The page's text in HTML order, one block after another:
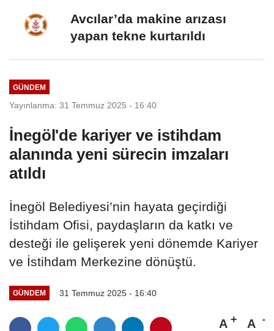
Avcılar’da makine arızası
yapan tekne kurtarıldı
GÜNDEM
Yayınlanma: 31 Temmuz 2025 - 16:40
İnegöl'de kariyer ve istihdam
alanında yeni sürecin imzaları
atıldı
İnegöl Belediyesi’nin hayata geçirdiği
İstihdam Ofisi, paydaşların da katkı ve
desteği ile gelişerek yeni dönemde Kariyer
ve İstihdam Merkezine dönüştü.
GÜNDEM 31 Temmuz 2025 - 16:40
A A